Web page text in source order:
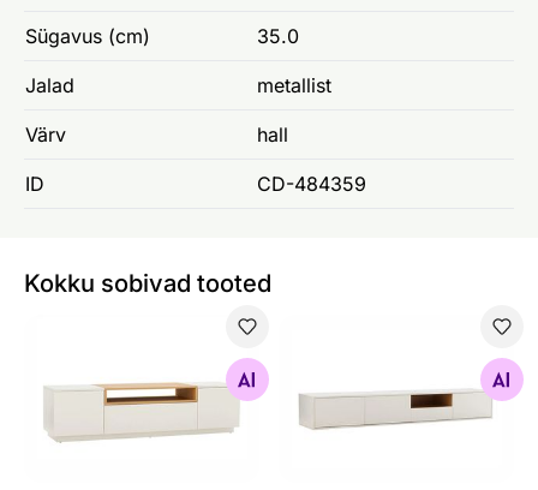
Sügavus (cm) 35.0
Jalad metallist
Värv hall
ID CD-484359
Kokku sobivad tooted
Otsi sarnaseid